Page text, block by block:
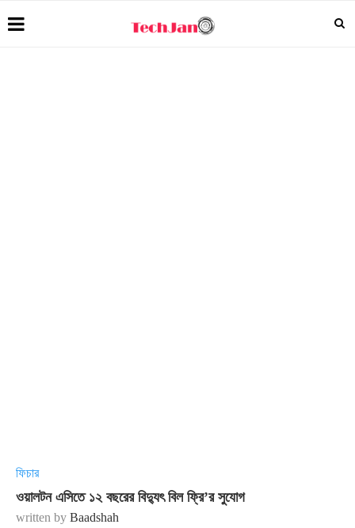
ফিচার
ওয়ালটন এসিতে ১২ বছরের বিদ্যুৎ বিল ফ্রি’র সুযোগ
written by Baadshah